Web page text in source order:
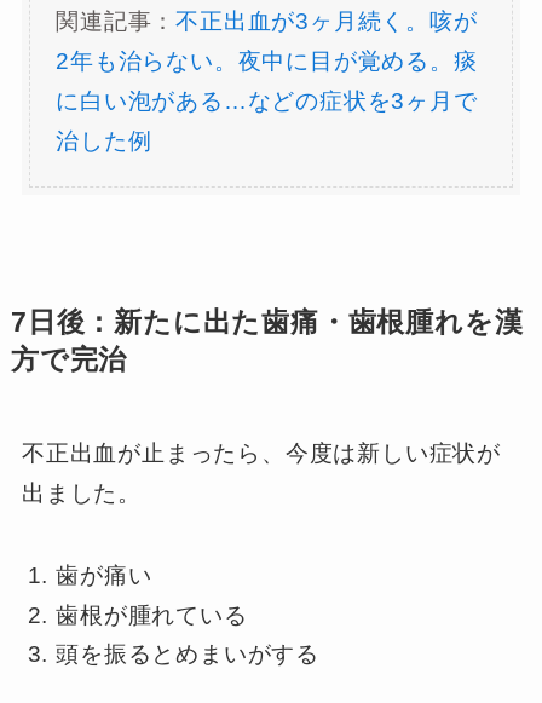
関連記事：不正出血が3ヶ月続く。咳が
2年も治らない。夜中に目が覚める。痰
に白い泡がある…などの症状を3ヶ月で
治した例
7日後：新たに出た歯痛・歯根腫れを漢
方で完治
不正出血が止まったら、今度は新しい症状が
出ました。
歯が痛い
歯根が腫れている
頭を振るとめまいがする